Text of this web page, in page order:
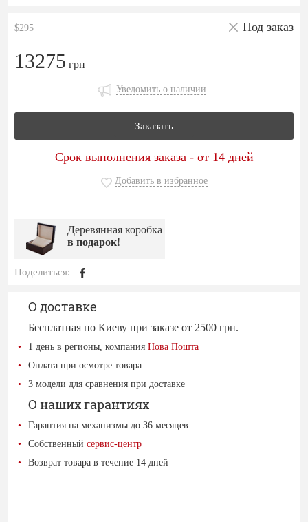
$295 Под заказ
13275 грн
Уведомить о наличии
Заказать
Срок выполнения заказа - от 14 дней
Добавить в избранное
Деревянная коробка
в подарок!
Поделиться:
О доставке
Бесплатная по Киеву при заказе от 2500 грн.
1 день в регионы, компанияНова Пошта
Оплата при осмотре товара
3 модели для сравнения при доставке
О наших гарантиях
Гарантия на механизмы до 36 месяцев
Собственныйсервис-центр
Возврат товара в течение 14 дней